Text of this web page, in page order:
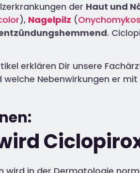
der Haut und
), Nagelpilz (
.
erklären Dir unsere
Nebenwirkungen er